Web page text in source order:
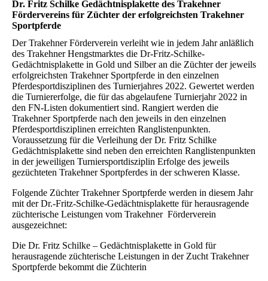
Dr. Fritz Schilke Gedächtnisplakette des Trakehner
Fördervereins für Züchter der erfolgreichsten Trakehner
Sportpferde
Der Trakehner Förderverein verleiht wie in jedem Jahr anläßlich
des Trakehner Hengstmarktes die Dr-Fritz-Schilke-
Gedächtnisplakette in Gold und Silber an die Züchter der jeweils
erfolgreichsten Trakehner Sportpferde in den einzelnen
Pferdesportdisziplinen des Turnierjahres 2022. Gewertet werden
die Turniererfolge, die für das abgelaufene Turnierjahr 2022 in
den FN-Listen dokumentiert sind. Rangiert werden die
Trakehner Sportpferde nach den jeweils in den einzelnen
Pferdesportdisziplinen erreichten Ranglistenpunkten.
Voraussetzung für die Verleihung der Dr. Fritz Schilke
Gedächtnisplakette sind neben den erreichten Ranglistenpunkten
in der jeweiligen Turniersportdisziplin Erfolge des jeweils
gezüchteten Trakehner Sportpferdes in der schweren Klasse.
Folgende Züchter Trakehner Sportpferde werden in diesem Jahr
mit der Dr.-Fritz-Schilke-Gedächtnisplakette für herausragende
züchterische Leistungen vom Trakehner Förderverein
ausgezeichnet:
Die Dr. Fritz Schilke – Gedächtnisplakette in Gold für
herausragende züchterische Leistungen in der Zucht Trakehner
Sportpferde bekommt die Züchterin